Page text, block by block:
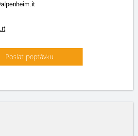
Poslat poptávku